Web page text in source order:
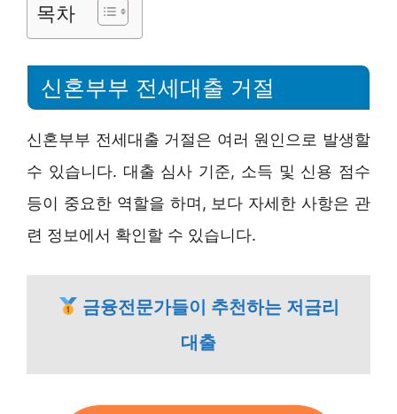
목차
신혼부부 전세대출 거절
신혼부부 전세대출 거절은 여러 원인으로 발생할
수 있습니다. 대출 심사 기준, 소득 및 신용 점수
등이 중요한 역할을 하며, 보다 자세한 사항은 관
련 정보에서 확인할 수 있습니다.
금융전문가들이 추천하는 저금리
대출